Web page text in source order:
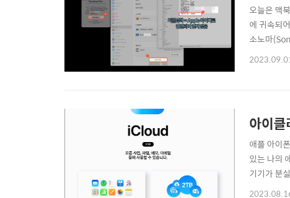
오늘은 맥
에 귀속되
소노마
확인하는
아이
애플 아이
있는 나의
기기가 분
보에 접근